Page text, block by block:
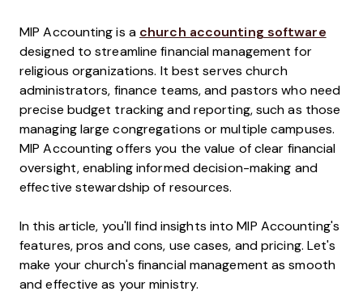
MIP Accounting is a church accounting software
designed to streamline financial management for
religious organizations. It best serves church
administrators, finance teams, and pastors who need
precise budget tracking and reporting, such as those
managing large congregations or multiple campuses.
MIP Accounting offers you the value of clear financial
oversight, enabling informed decision-making and
effective stewardship of resources.
In this article, you'll find insights into MIP Accounting's
features, pros and cons, use cases, and pricing. Let's
make your church's financial management as smooth
and effective as your ministry.